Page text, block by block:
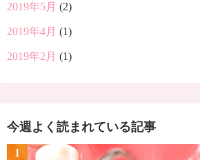
2019年5月 (2)
2019年4月 (1)
2019年2月 (1)
今週よく読まれている記事
1